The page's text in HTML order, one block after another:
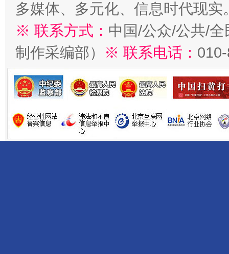
多媒体、多元化、信息时代现实
※ 联系方式： 中国/公众/公共/
制作采编部）
※ 联系电话：